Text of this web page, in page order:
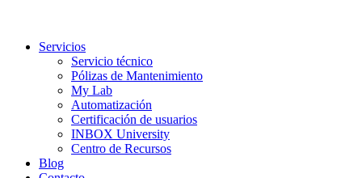
Servicios
Servicio técnico
Pólizas de Mantenimiento
My Lab
Automatización
Certificación de usuarios
INBOX University
Centro de Recursos
Blog